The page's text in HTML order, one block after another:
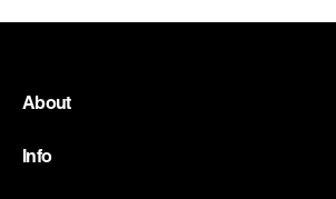
About
Info